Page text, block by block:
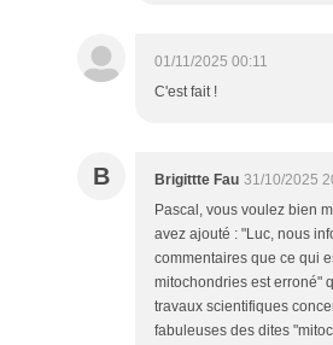
01/11/2025 00:11
C'est fait !
B Brigittte Fau 31/10/2025
Pascal, vous voulez bien
avez ajouté : "Luc, nous
commentaires que ce qui
mitochondries est erroné"
travaux scientifiques
fabuleuses des dites